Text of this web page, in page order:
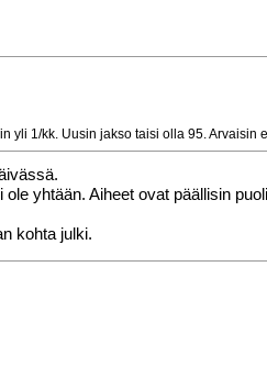
1/kk. Uusin jakso taisi olla 95. Arvaisin
yhtään. Aiheet ovat päällisin
kohta julki.